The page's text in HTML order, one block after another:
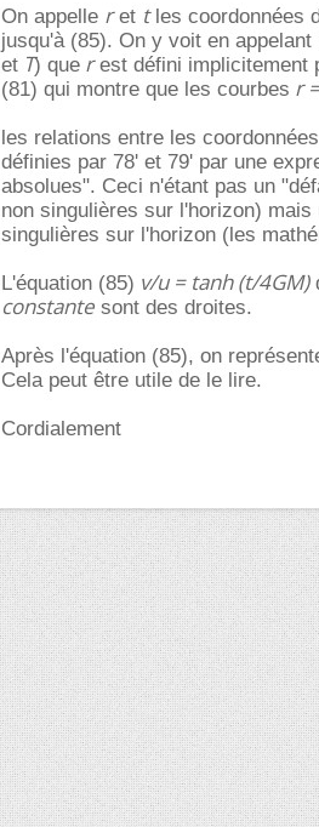
On appelle ret tles coordonnées
jusqu'à (85). On y voit en appelant
et T) que rest défini implicitement
(81) qui montre que les courbes r
les relations entre les
définies par 78' et 79' par une
absolues". Ceci n'étant pas un
non singulières sur l'horizon)
singulières sur l'horizon (les
L'équation (85) v/u = tanh (t/4GM)
constante sont des droites.
Après l'équation (85), on
Cela peut être utile de le lire.
Cordialement